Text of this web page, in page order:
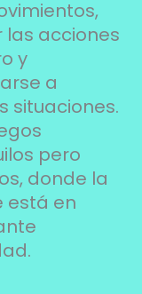
las acciones
y
a
situaciones.
pero
donde la
está en